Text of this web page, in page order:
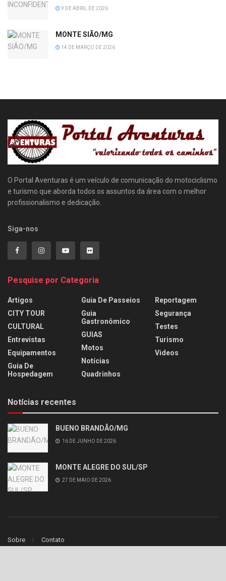
9 DE ABRIL DE 2026
MONTE SIÃO/MG
14 DE MARÇO DE 2026
O Portal Aventuras é um veículo de comunicação do motociclismo
e turismo que aborda todos os assuntos da área com o melhor
profissionalismo e dedicação.
Siga-nos
Pesquise por Categoria
Artigos
CITY TOUR
CULTURAL
Entrevistas
Equipamentos
Guia De
Hospedagem
Guia De Passeios
Guia
Gastronômico
GUIAS
Motos
Notícias
Quadrinhos
Reportagem
Segurança
Testes
Turismo
Videos
Notícias recentes
BUENO BRANDÃO/MG
16 DE JUNHO DE 2026
MONTE ALEGRE DO SUL/SP
27 DE MAIO DE 2026
Sobre Contato